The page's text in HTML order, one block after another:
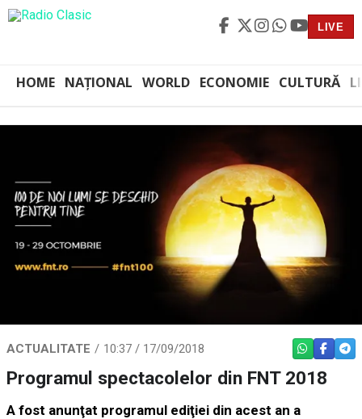
LIVE
HOME NAȚIONAL WORLD ECONOMIE CULTURĂ
ACTUALITATE 10:37 / 17/09/2018 WHATSAPP
Programul spectacolelor din FNT 2018
A fost anunţat programul ediţiei din acest an a